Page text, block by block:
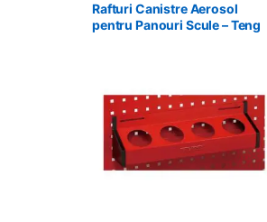
Rafturi Canistre Aerosol
pentru Panouri Scule – Teng